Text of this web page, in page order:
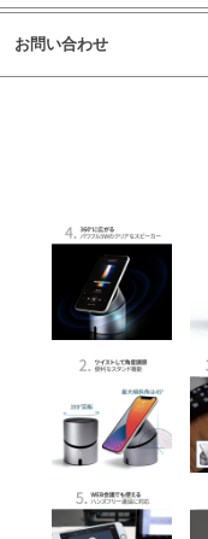
お問い合わせ